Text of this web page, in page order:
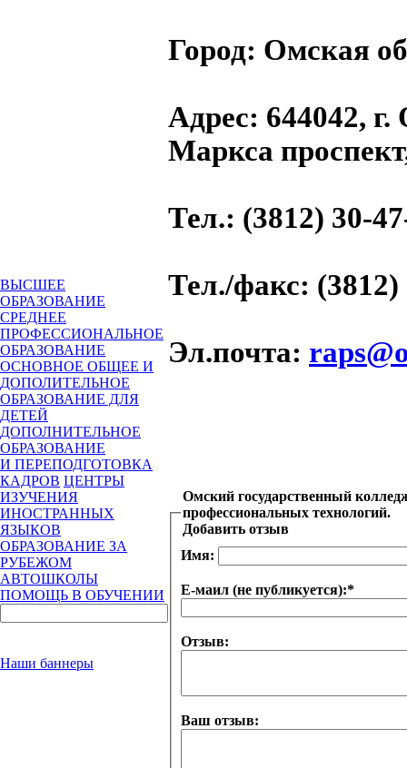
ВЫСШЕЕ
ОБРАЗОВАНИЕ
СРЕДНЕЕ
ПРОФЕССИОНАЛЬНОЕ
ОБРАЗОВАНИЕ
ОСНОВНОЕ ОБЩЕЕ И
ДОПОЛИТЕЛЬНОЕ
ОБРАЗОВАНИЕ ДЛЯ
ДЕТЕЙ
ДОПОЛНИТЕЛЬНОЕ
ОБРАЗОВАНИЕ
И ПЕРЕПОДГОТОВКА
КАДРОВ ЦЕНТРЫ
ИЗУЧЕНИЯ
ИНОСТРАННЫХ
ЯЗЫКОВ
ОБРАЗОВАНИЕ ЗА
РУБЕЖОМ
АВТОШКОЛЫ
ПОМОЩЬ В ОБУЧЕНИИ
Наши баннеры
Город: Омская
Адрес: 644042,
Маркса
Тел.: (3812) 30-
Тел./факс: (3812)
Эл.почта:
Омский государственный
профессиональных технологий.
Добавить отзыв
Имя:
Е-маил (не публикуется):*
Отзыв:
Ваш отзыв: